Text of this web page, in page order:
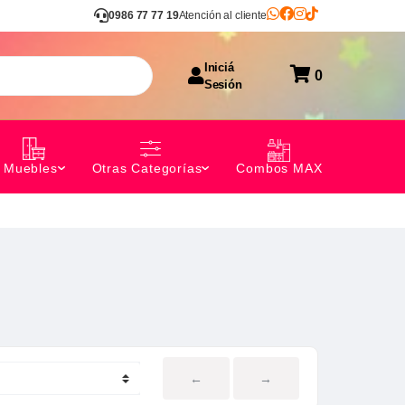
0986 77 77 19Atención al cliente
Iniciá
Sesión
0
Muebles Otras Categorías Combos MAX
← →